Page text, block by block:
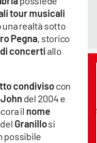
tour musicali
realtà sotto
Pegna, storico
concerti allo
condivisocon
del 2004 e
il nome
Granillosi
possibile